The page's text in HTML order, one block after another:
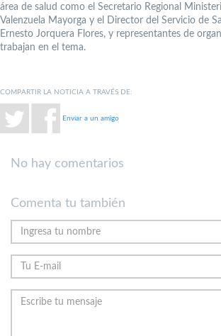
área de salud como el Secretario Regional
Valenzuela Mayorga y el Director del Servicio de
Ernesto Jorquera Flores, y representantes de
trabajan en el tema.
COMPARTIR LA NOTICIA A TRAVÉS DE:
Enviar a un amigo
No hay comentarios
Comenta tu también